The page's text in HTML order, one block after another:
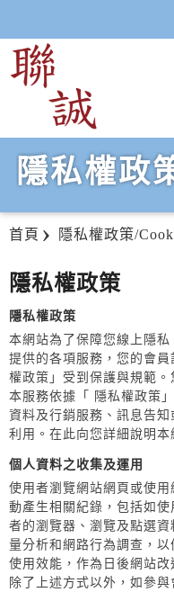
隱私權政
首頁 隱私權政策/
隱私權政策
隱私權政策
本網站為了保障您線上隱
提供的各項服務，您的會
權政策」受到保護與規範
本服務依據「 隱私權政策
資料及行銷服務、訊息告
利用。在此向您詳細說明本
個人資料之收集及運用
使用者瀏覽網站網頁或使
動產生相關紀錄，包括如
者的瀏覽器、瀏覽及點選
量分析和網路行為調查，
使用效能，作為日後網站改
除了上述方式以外，如參